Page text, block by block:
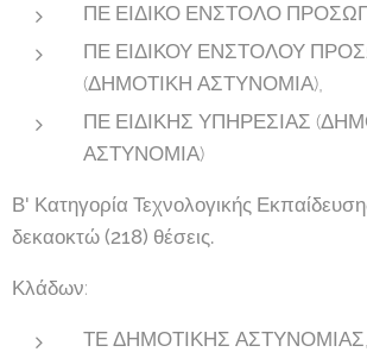
ΠΕ ΕΙΔΙΚΟ ΕΝΣΤΟΛΟ
ΠΕ ΕΙΔΙΚΟΥ ΕΝΣΤΟΛΟΥ
(ΔΗΜΟΤΙΚΗ ΑΣΤΥΝΟΜΙΑ),
ΠΕ ΕΙΔΙΚΗΣ ΥΠΗΡΕΣΙΑΣ
ΑΣΤΥΝΟΜΙΑ)
Β' Κατηγορία Τεχνολογικής
δεκαοκτώ (218) θέσεις.
Κλάδων:
ΤΕ ΔΗΜΟΤΙΚΗΣ ΑΣΤΥΝΟΜΙΑΣ,